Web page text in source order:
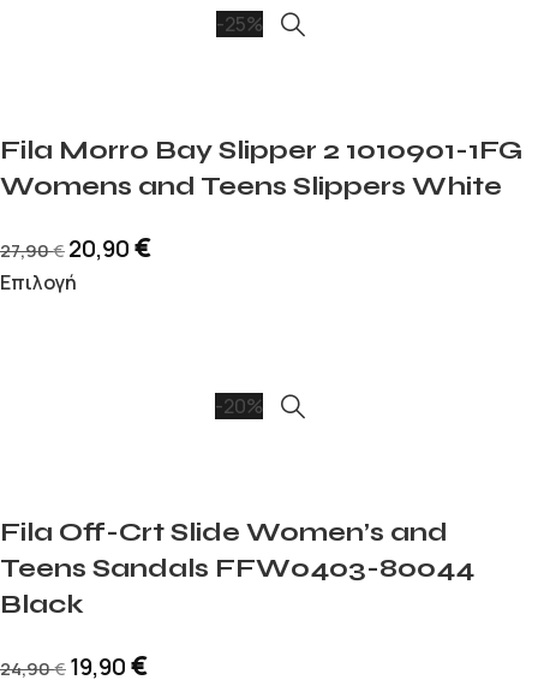
-25%
Fila Morro Bay Slipper 2 1010901-1FG
Womens and Teens Slippers White
27,90€ 20,90€
Επιλογή
-20%
Fila Off-Crt Slide Women’s and
Teens Sandals FFW0403-80044
Black
24,90€ 19,90€